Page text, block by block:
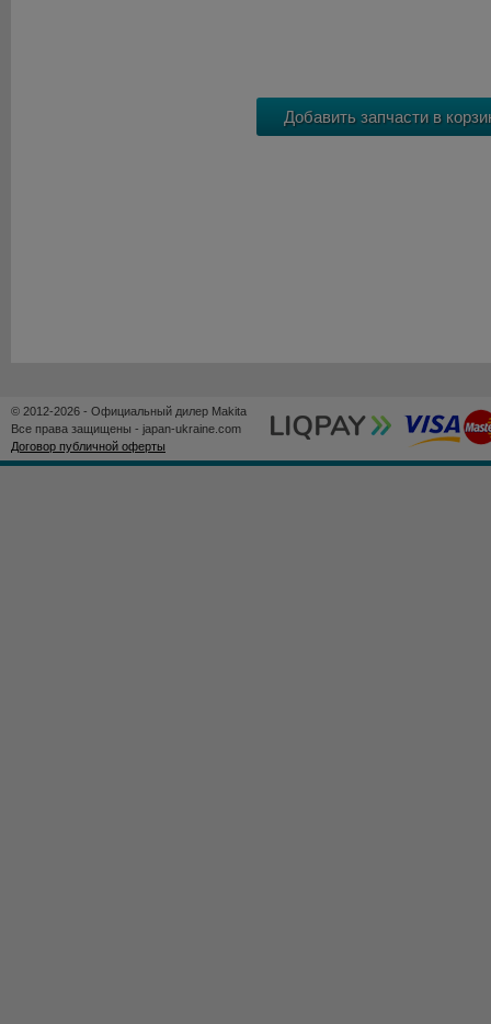
© 2012-2026 - Официальный дилер Makita
Все права защищены - japan-ukraine.com
Договор публичной оферты